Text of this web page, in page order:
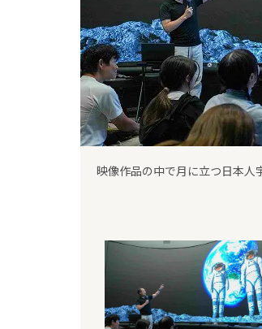
映像作品の中で月に立つ日本人